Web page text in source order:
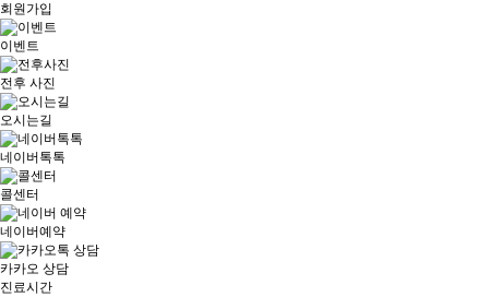
회원가입
이벤트
전후 사진
오시는길
네이버톡톡
콜센터
네이버예약
카카오 상담
진료시간